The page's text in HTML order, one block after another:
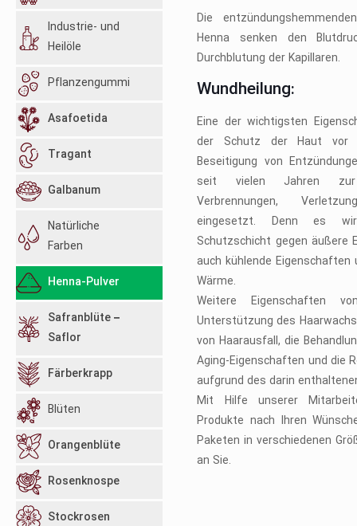
Die
Henna senken den
Durchblutung der Kapillaren.
Wundheilung:
Eine der wichtigsten
der Schutz der Haut vor
Beseitigung von
seit vielen Jahren zur
Verbrennungen,
eingesetzt. Denn es
Schutzschicht gegen äußere
auch kühlende
Wärme.
Weitere Eigenschaften
Unterstützung des
von Haarausfall, die
Aging-Eigenschaften und die
aufgrund des darin
Mit Hilfe unserer
Produkte nach Ihren
Paketen in verschiedenen
an Sie.
Industrie- und
Heilöle
Pflanzengummi
Asafoetida
Tragant
Galbanum
Natürliche
Farben
Henna-Pulver
Safranblüte –
Saflor
Färberkrapp
Blüten
Orangenblüte
Rosenknospe
Stockrosen